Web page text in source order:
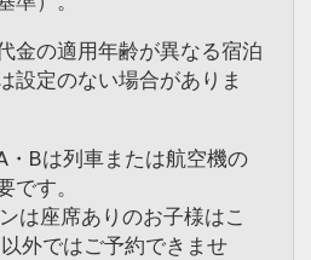
金の適用年齢が異なる宿泊
設定のない場合がありま
・Bは列車または航空機の
です。
は座席ありのお子様はこ
外ではご予約できませ